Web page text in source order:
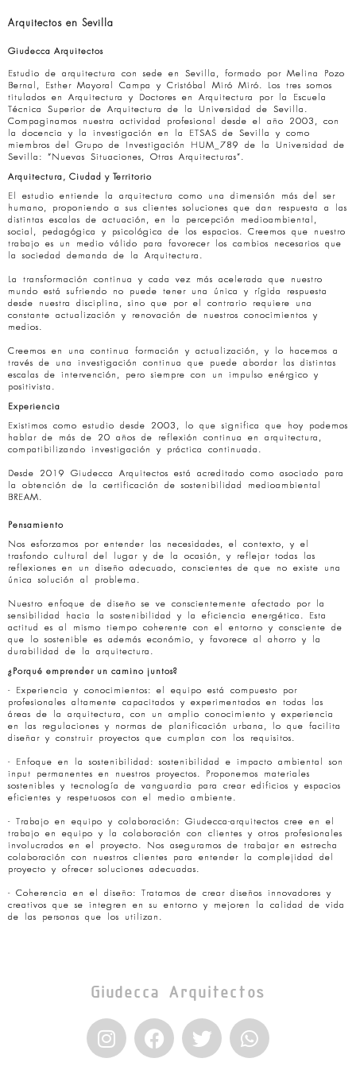
Arquitectos en Sevilla
Giudecca Arquitectos
Estudio de arquitectura con sede en Sevilla, formado por Melina Pozo
Bernal, Esther Mayoral Campa y Cristóbal Miró Miró. Los tres somos
titulados en Arquitectura y Doctores en Arquitectura por la Escuela
Técnica Superior de Arquitectura de la Universidad de Sevilla.
Compaginamos nuestra actividad profesional desde el año 2003, con
la docencia y la investigación en la ETSAS de Sevilla y como
miembros del Grupo de Investigación HUM_789 de la Universidad de
Sevilla: “Nuevas Situaciones, Otras Arquitecturas”.
Arquitectura, Ciudad y Territorio
El estudio entiende la arquitectura como una dimensión más del ser
humano, proponiendo a sus clientes soluciones que dan respuesta a las
distintas escalas de actuación, en la percepción medioambiental,
social, pedagógica y psicológica de los espacios. Creemos que nuestro
trabajo es un medio válido para favorecer los cambios necesarios que
la sociedad demanda de la Arquitectura.
La transformación continua y cada vez más acelerada que nuestro
mundo está sufriendo no puede tener una única y rígida respuesta
desde nuestra disciplina, sino que por el contrario requiere una
constante actualización y renovación de nuestros conocimientos y
medios.
Creemos en una continua formación y actualización, y lo hacemos a
través de una investigación continua que puede abordar las distintas
escalas de intervención, pero siempre con un impulso enérgico y
positivista.
Experiencia
Existimos como estudio desde 2003, lo que significa que hoy podemos
hablar de más de 20 años de reflexión continua en arquitectura,
compatibilizando investigación y práctica continuada.
Desde 2019 Giudecca Arquitectos está acreditado como asociado para
la obtención de la certificación de sostenibilidad medioambiental
BREAM.
Pensamiento
Nos esforzamos por entender las necesidades, el contexto, y el
trasfondo cultural del lugar y de la ocasión, y reflejar todas las
reflexiones en un diseño adecuado, conscientes de que no existe una
única solución al problema.
Nuestro enfoque de diseño se ve conscientemente afectado por la
sensibilidad hacia la sostenibilidad y la eficiencia energética. Esta
actitud es al mismo tiempo coherente con el entorno y consciente de
que lo sostenible es además económio, y favorece al ahorro y la
durabilidad de la arquitectura.
¿Porqué emprender un camino juntos?
- Experiencia y conocimientos: el equipo está compuesto por
profesionales altamente capacitados y experimentados en todas las
áreas de la arquitectura, con un amplio conocimiento y experiencia
en las regulaciones y normas de planificación urbana, lo que facilita
diseñar y construir proyectos que cumplan con los requisitos.
- Enfoque en la sostenibilidad: sostenibilidad e impacto ambiental son
input permanentes en nuestros proyectos. Proponemos materiales
sostenibles y tecnología de vanguardia para crear edificios y espacios
eficientes y respetuosos con el medio ambiente.
- Trabajo en equipo y colaboración: Giudecca-arquitectos cree en el
trabajo en equipo y la colaboración con clientes y otros profesionales
involucrados en el proyecto. Nos aseguramos de trabajar en estrecha
colaboración con nuestros clientes para entender la complejidad del
proyecto y ofrecer soluciones adecuadas.
- Coherencia en el diseño: Tratamos de crear diseños innovadores y
creativos que se integren en su entorno y mejoren la calidad de vida
de las personas que los utilizan.
Giudecca Arquitectos
I
n
F
a
T
w
W
h